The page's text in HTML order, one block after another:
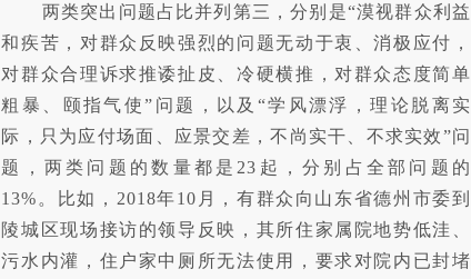
两类突出问题占比并列第三，分别是“漠视群众利益
和疾苦，对群众反映强烈的问题无动于衷、消极应付，
对群众合理诉求推诿扯皮、冷硬横推，对群众态度简单
粗暴、颐指气使”问题，以及“学风漂浮，理论脱离实
际，只为应付场面、应景交差，不尚实干、不求实效”问
题，两类问题的数量都是23起，分别占全部问题的
13%。比如，2018年10月，有群众向山东省德州市委到
陵城区现场接访的领导反映，其所住家属院地势低洼、
污水内灌，住户家中厕所无法使用，要求对院内已封堵